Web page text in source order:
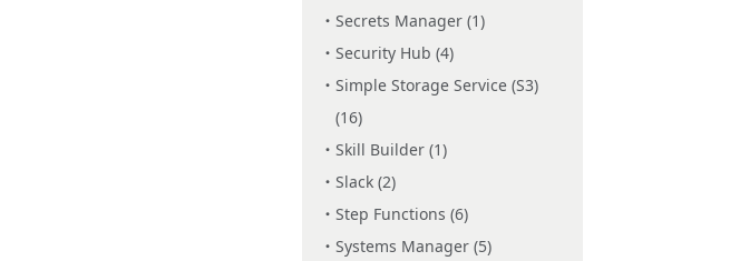
Secrets Manager (1)
Security Hub (4)
Simple Storage Service (S3)
(16)
Skill Builder (1)
Slack (2)
Step Functions (6)
Systems Manager (5)